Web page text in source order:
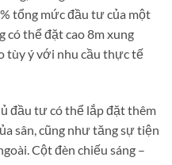
tổng mức đầu tư của một
có thể đặt cao 8m xung
tùy ý với nhu cầu thực tế
đầu tư có thể lắp đặt thêm
sân, cũng như tăng sự tiện
Cột đèn chiếu sáng –